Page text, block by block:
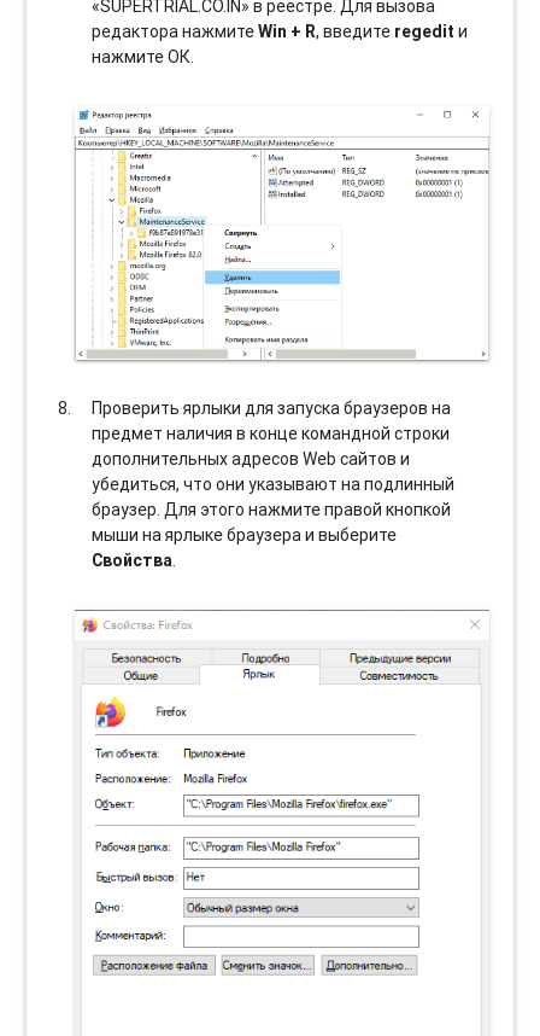
«SUPERTRIAL.CO.IN» в реестре. Для вызова
редактора нажмитеWin + R, введите regedit и
нажмите ОК.
Проверить ярлыки для запуска браузеров на
предмет наличия в конце командной строки
дополнительных адресов Web сайтов и
убедиться, что они указывают на подлинный
браузер. Для этого нажмите правой кнопкой
мыши на ярлыке браузера и выберите
Свойства.